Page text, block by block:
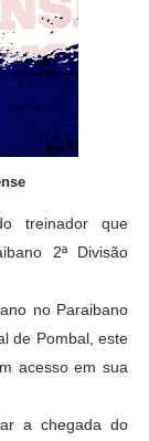
treinador que
2ª Divisão
no Paraibano
de Pombal, este
acesso em sua
a chegada do